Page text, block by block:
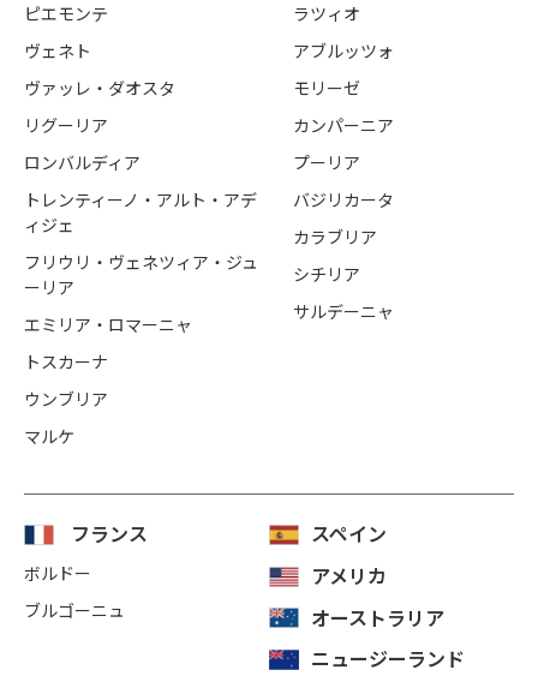
ピエモンテ
ヴェネト
ヴァッレ・ダオスタ
リグーリア
ロンバルディア
トレンティーノ・アルト・アデ
ィジェ
フリウリ・ヴェネツィア・ジュ
ーリア
エミリア・ロマーニャ
トスカーナ
ウンブリア
マルケ
ラツィオ
アブルッツォ
モリーゼ
カンパーニア
プーリア
バジリカータ
カラブリア
シチリア
サルデーニャ
フランス
ボルドー
ブルゴーニュ
スペイン
アメリカ
オーストラリア
ニュージーランド